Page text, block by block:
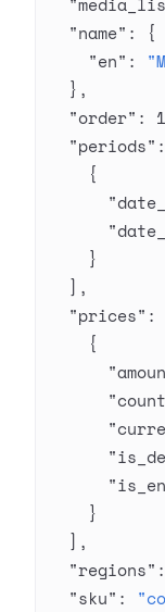
  "name"
: {
    "en"
:
  },
  "order"
: 1
  "periods"
    {
    }
  ],
  "prices"
:
    {
    }
  ],
  "regions"
  "sku"
: